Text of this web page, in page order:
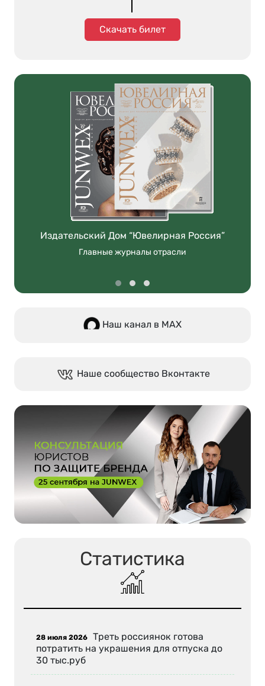
Скачать билет
Издательский Дом “Ювелирная Россия”
Главные журналы отрасли
Наш канал в МАХ
Наше сообщество Вконтакте
Статистика
28 июля 2026 Треть россиянок готова
потратить на украшения для отпуска до
30 тыс.руб